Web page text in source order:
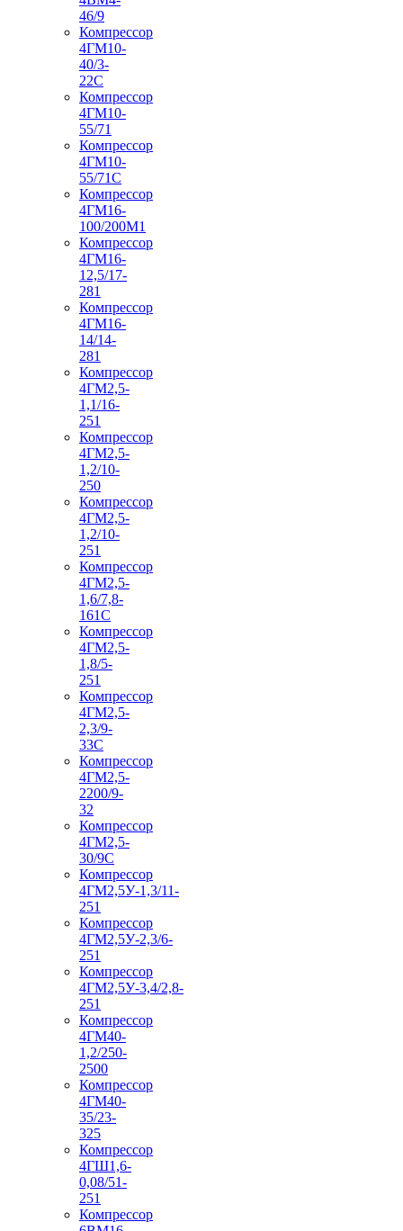
46/9
Компрессор
4ГМ10-
40/3-
22С
Компрессор
4ГМ10-
55/71
Компрессор
4ГМ10-
55/71С
Компрессор
4ГМ16-
100/200М1
Компрессор
4ГМ16-
12,5/17-
281
Компрессор
4ГМ16-
14/14-
281
Компрессор
4ГМ2,5-
1,1/16-
251
Компрессор
4ГМ2,5-
1,2/10-
250
Компрессор
4ГМ2,5-
1,2/10-
251
Компрессор
4ГМ2,5-
1,6/7,8-
161С
Компрессор
4ГМ2,5-
1,8/5-
251
Компрессор
4ГМ2,5-
2,3/9-
33С
Компрессор
4ГМ2,5-
2200/9-
32
Компрессор
4ГМ2,5-
30/9С
Компрессор
4ГМ2,5У-1,3/11-
251
Компрессор
4ГМ2,5У-2,3/6-
251
Компрессор
4ГМ2,5У-3,4/2,8-
251
Компрессор
4ГМ40-
1,2/250-
2500
Компрессор
4ГМ40-
35/23-
325
Компрессор
4ГШ1,6-
0,08/51-
251
Компрессор